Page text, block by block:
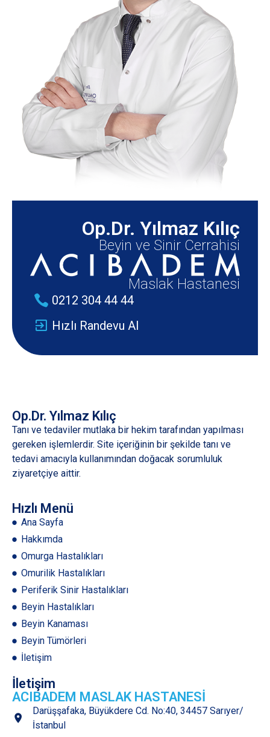
Op.Dr. Yılmaz Kılıç
Beyin ve Sinir Cerrahisi
Maslak Hastanesi
0212 304 44 44
Hızlı Randevu Al
Op.Dr. Yılmaz Kılıç
Tanı ve tedaviler mutlaka bir hekim tarafından yapılması
gereken işlemlerdir. Site içeriğinin bir şekilde tanı ve
tedavi amacıyla kullanımından doğacak sorumluluk
ziyaretçiye aittir.
Hızlı Menü
Ana Sayfa
Hakkımda
Omurga Hastalıkları
Omurilik Hastalıkları
Periferik Sinir Hastalıkları
Beyin Hastalıkları
Beyin Kanaması
Beyin Tümörleri
İletişim
İletişim
ACIBADEM MASLAK HASTANESİ
Darüşşafaka, Büyükdere Cd. No:40, 34457 Sarıyer/
İstanbul